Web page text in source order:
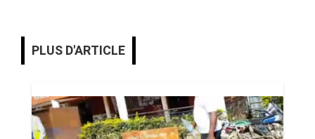
PLUS D'ARTICLE